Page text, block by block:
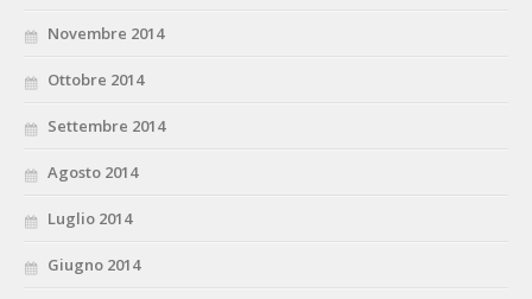
Novembre 2014
Ottobre 2014
Settembre 2014
Agosto 2014
Luglio 2014
Giugno 2014